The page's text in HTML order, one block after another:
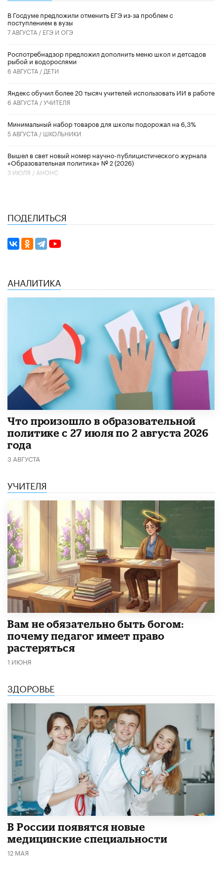
В Госдуме предложили отменить ЕГЭ из-за проблем с
поступлением в вузы
7 АВГУСТА / ЕГЭ И ОГЭ
Роспотребнадзор предложил дополнить меню школ и детсадов
рыбой и водорослями
6 АВГУСТА / ДЕТИ
​Яндекс обучил более 20 тысяч учителей использовать ИИ в работе
6 АВГУСТА /УЧИТЕЛЯ
Минимальный набор товаров для школы подорожал на 6,3%
5 АВГУСТА / ШКОЛЬНИКИ
Вышел в свет новый номер научно-публицистического журнала
«Образовательная политика» № 2 (2026)
3 ИЮЛЯ / АНОНС
ПОДЕЛИТЬСЯ
АНАЛИТИКА
​Что произошло в образовательной
политике с 27 июля по 2 августа 2026
года
3 АВГУСТА
УЧИТЕЛЯ
​Вам не обязательно быть богом:
почему педагог имеет право
растеряться
1 ИЮНЯ
ЗДОРОВЬЕ
В России появятся новые
медицинские специальности
12 МАЯ